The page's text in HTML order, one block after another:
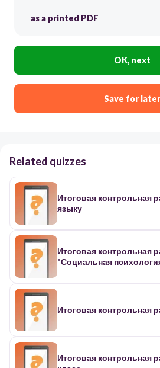
as a printed PDF
OK, next
Save for later
Related quizzes
Итоговая контрольная
языку
Итоговая контрольная
"Социальная
Итоговая контрольная
Итоговая контрольная